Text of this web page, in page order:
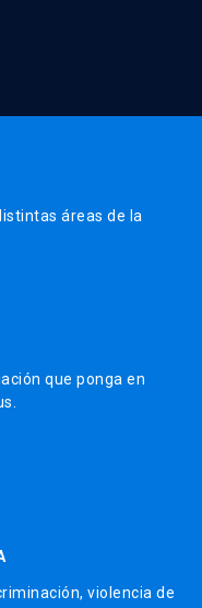
áreas de la
que ponga en
violencia de